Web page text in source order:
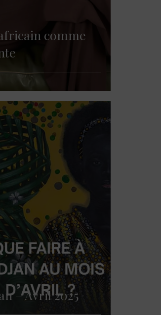
comme
– Avril 2025